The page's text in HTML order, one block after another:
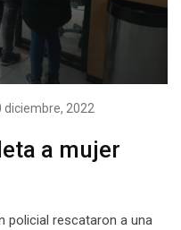
diciembre, 2022
a mujer
policial rescataron a una